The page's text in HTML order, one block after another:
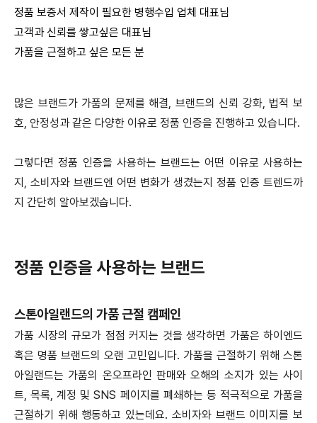
정품 보증서 제작이 필요한 병행수입 업체 대표님
고객과 신뢰를 쌓고싶은 대표님
가품을 근절하고 싶은 모든 분
많은 브랜드가 가품의 문제를 해결, 브랜드의 신뢰 강화, 법적 보
호, 안정성과 같은 다양한 이유로 정품 인증을 진행하고 있습니다.
그렇다면 정품 인증을 사용하는 브랜드는 어떤 이유로 사용하는
지, 소비자와 브랜드엔 어떤 변화가 생겼는지 정품 인증 트렌드까
지 간단히 알아보겠습니다.
정품 인증을 사용하는 브랜드
스톤아일랜드의 가품 근절 캠페인
가품 시장의 규모가 점점 커지는 것을 생각하면 가품은 하이엔드
혹은 명품 브랜드의 오랜 고민입니다. 가품을 근절하기 위해 스톤
아일랜드는 가품의 온오프라인 판매와 오해의 소지가 있는 사이
트, 목록, 계정 및 SNS 페이지를 폐쇄하는 등 적극적으로 가품을
근절하기 위해 행동하고 있는데요. 소비자와 브랜드 이미지를 보